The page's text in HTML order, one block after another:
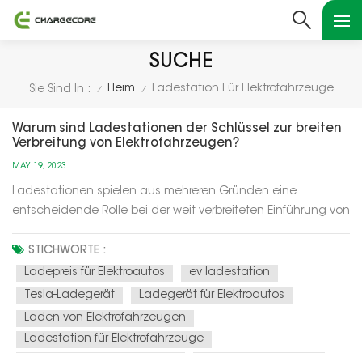
SUCHE
Sie Sind In : / Heim / Ladestation Für Elektrofahrzeuge
Warum sind Ladestationen der Schlüssel zur breiten
Verbreitung von Elektrofahrzeugen?
MAY 19, 2023
Ladestationen spielen aus mehreren Gründen eine
entscheidende Rolle bei der weit verbreiteten Einführung von
mehreren Gründen eine entscheidende Rolle bei der weit
verbreiteten Einführung von Elektrofahrzeugen
(EVs): Linderung der Reichweitenan...
STICHWORTE :
Ladepreis für Elektroautos
ev ladestation
Tesla-Ladegerät
Ladegerät für Elektroautos
Laden von Elektrofahrzeugen
Ladestation für Elektrofahrzeuge